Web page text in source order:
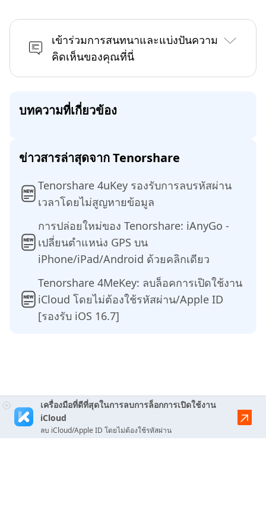
เข้าร่วมการสนทนาและแบ่งปันความ
คิดเห็นของคุณที่นี่
บทความที่เกี่ยวข้อง
ข่าวสารล่าสุดจาก Tenorshare
Tenorshare 4uKey รองรับการลบรหัสผ่าน
เวลาโดยไม่สูญหายข้อมูล
การปล่อยใหม่ของ Tenorshare: iAnyGo -
เปลี่ยนตำแหน่ง GPS บน
iPhone/iPad/Android ด้วยคลิกเดียว
Tenorshare 4MeKey: ลบล็อคการเปิดใช้งาน
iCloud โดยไม่ต้องใช้รหัสผ่าน/Apple ID
[รองรับ iOS 16.7]
เครื่องมือที่ดีที่สุดในการลบการล็อกการเปิดใช้งาน
iCloud
ลบ iCloud/Apple ID โดยไม่ต้องใช้รหัสผ่าน